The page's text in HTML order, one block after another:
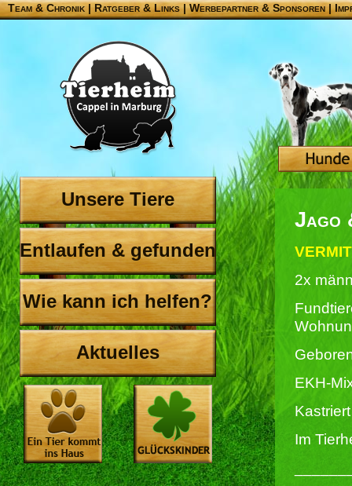
Team & Chronik |Ratgeber & Links|Werbepartner & Sponsoren|
Unsere Tiere
Entlaufen & gefunden
Wie kann ich helfen?
Aktuelles
Jago
2x
EKH-
Im